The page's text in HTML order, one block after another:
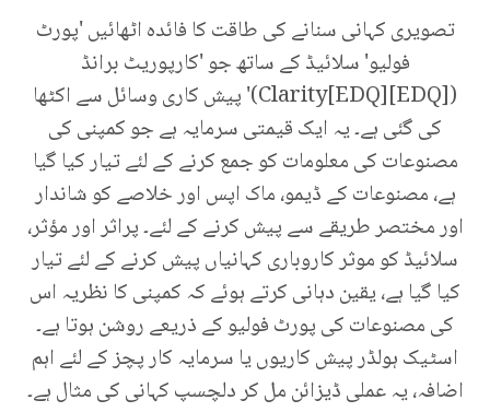
تصویری کہانی سنانے کی طاقت کا فائدہ اٹھائیں 'پورٹ
فولیو' سلائیڈ کے ساتھ جو 'کارپوریٹ برانڈ
([EDQ]Clarity[EDQ])' پیش کاری وسائل سے اکٹھا
کی گئی ہے۔ یہ ایک قیمتی سرمایہ ہے جو کمپنی کی
مصنوعات کی معلومات کو جمع کرنے کے لئے تیار کیا گیا
ہے، مصنوعات کے ڈیمو، ماک اپس اور خلاصے کو شاندار
اور مختصر طریقے سے پیش کرنے کے لئے۔ پراثر اور مؤثر،
سلائیڈ کو موثر کاروباری کہانیاں پیش کرنے کے لئے تیار
کیا گیا ہے، یقین دہانی کرتے ہوئے کہ کمپنی کا نظریہ اس
کی مصنوعات کی پورٹ فولیو کے ذریعے روشن ہوتا ہے۔
اسٹیک ہولڈر پیش کاریوں یا سرمایہ کار پچز کے لئے اہم
اضافہ، یہ عملی ڈیزائن مل کر دلچسپ کہانی کی مثال ہے۔